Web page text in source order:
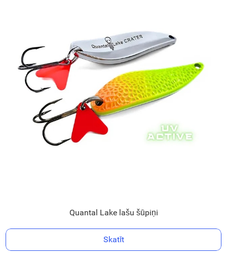
Quantal Lake lašu šūpiņi
Skatīt